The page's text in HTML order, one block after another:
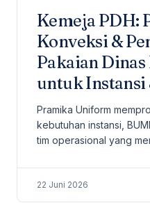
Kemeja PDH:
Konveksi &
Pakaian
untuk Instansi
Pramika Uniform
kebutuhan instansi,
tim operasional yang
22 Juni 2026